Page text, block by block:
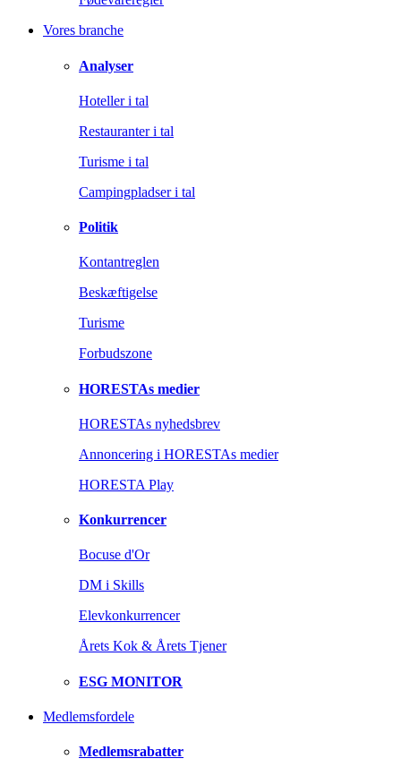
Vores branche
Analyser
Hoteller i tal
Restauranter i tal
Turisme i tal
Campingpladser i tal
Politik
Kontantreglen
Beskæftigelse
Turisme
Forbudszone
HORESTAs medier
HORESTAs nyhedsbrev
Annoncering i HORESTAs medier
HORESTA Play
Konkurrencer
Bocuse d'Or
DM i Skills
Elevkonkurrencer
Årets Kok & Årets Tjener
ESG MONITOR
Medlemsfordele
Medlemsrabatter